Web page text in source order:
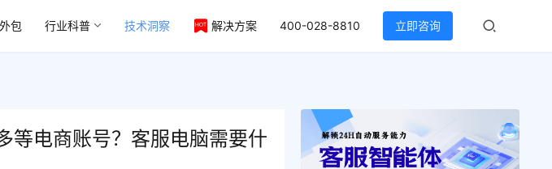
包 行业科普 技术洞察 解决方案 400-028-8810 立即咨询
等电商账号？客服电脑需要什